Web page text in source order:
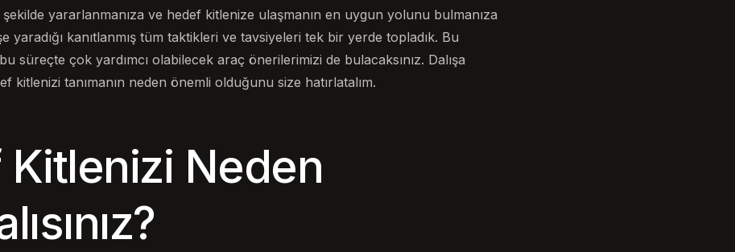
yararlanmanıza ve hedef kitlenize ulaşmanın en uygun yolunu bulmanıza
yaradığı kanıtlanmış tüm taktikleri ve tavsiyeleri tek bir yerde topladık. Bu
süreçte çok yardımcı olabilecek araç önerilerimizi de bulacaksınız. Dalışa
kitlenizi tanımanın neden önemli olduğunu size hatırlatalım.
Neden